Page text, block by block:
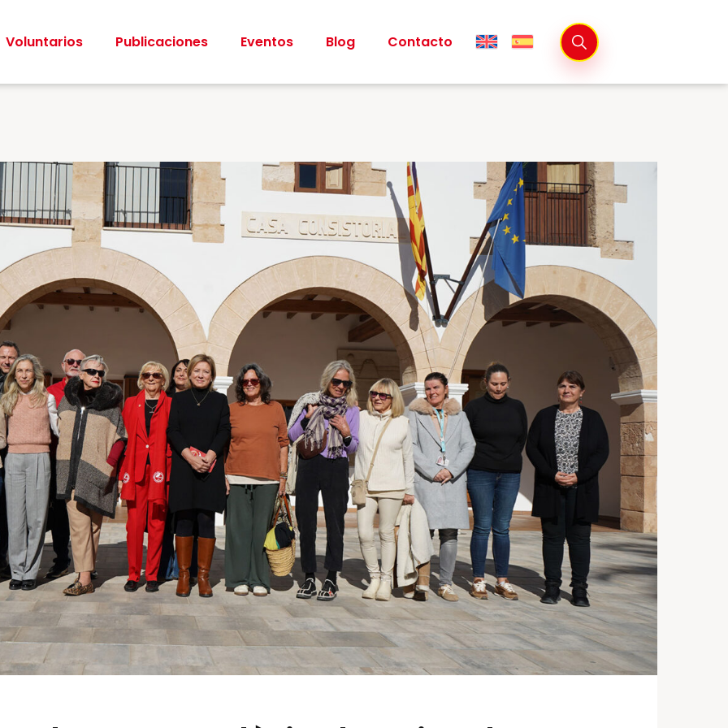
Voluntarios Publicaciones Eventos Blog Contacto